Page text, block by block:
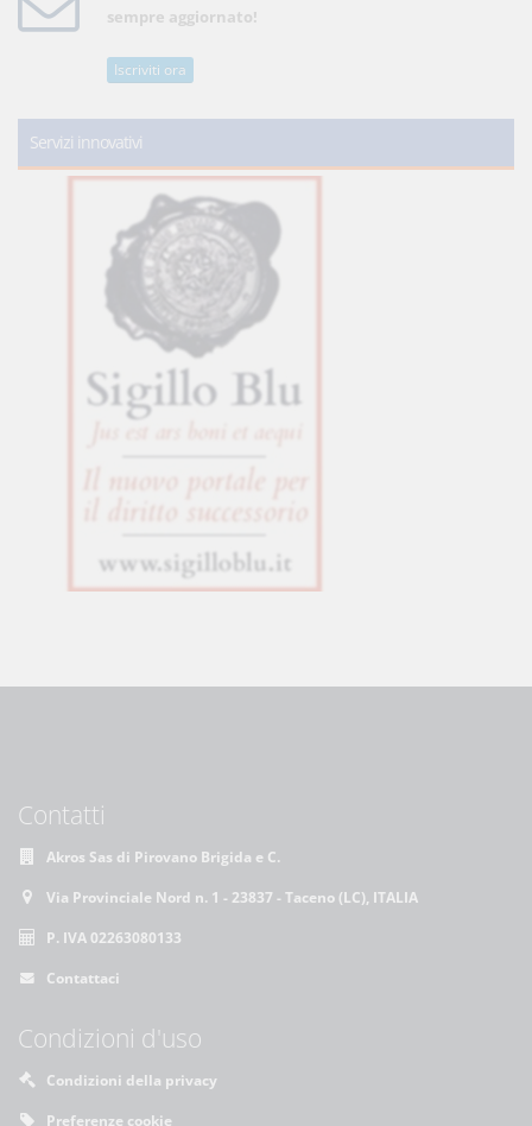
sempre aggiornato!
Iscriviti ora
Servizi innovativi
Contatti
Akros Sas di Pirovano Brigida e C.
Via Provinciale Nord n. 1 - 23837 - Taceno (LC), ITALIA
P. IVA 02263080133
Contattaci
Condizioni d'uso
Condizioni della privacy
Preferenze cookie